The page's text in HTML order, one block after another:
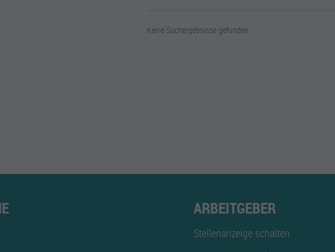
Keine Suchergebnisse gefunden.
ARBEITGEBER
Stellenanzeige schalten